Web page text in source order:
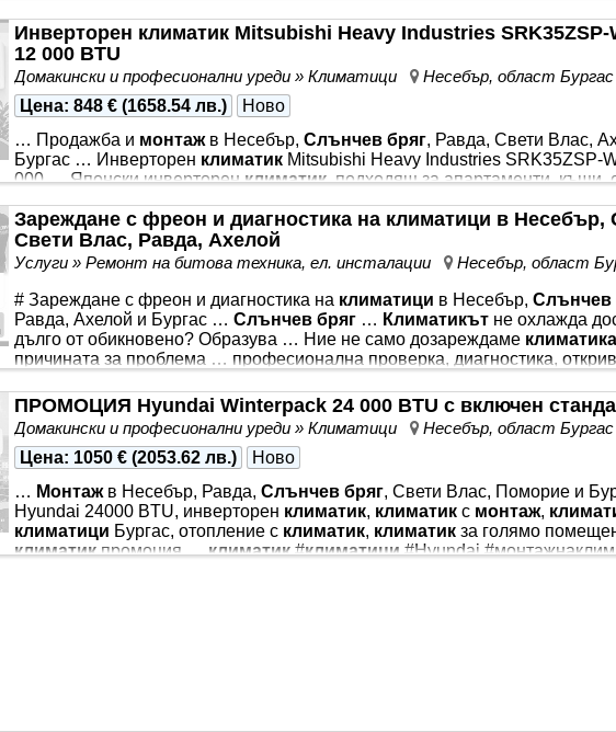
…Монтаж на климатицидо ключ … Несебър Клима - премиум
монтажи сервиз на европейско ниво по Българското Черноморие …
Инверторен климатик Mitsubishi Heavy Industries SRK35ZSP-
12 000 BTU
Домакински и професионални уреди » Климатици
Несебър, област Бургас
Цена: 848 € (1658.54 лв.)
Ново
… Продажба и монтажв Несебър, Слънчев бряг, Равда, Свети Влас,
Бургас … Инверторен климатик Mitsubishi Heavy Industries SRK35ZSP-
000 … Японски инверторенклиматик, подходящ за апартаменти, къщи,
обслуживание без лишних хлопот … Несебър Клима - премиальные
профессиональныймонтажи сервис европейского уровня на
Цена: 848 € *** . ✓ Охлаждане 3.2 kW ✓ Отопление 3.6 kW ✓ Енергиен
Зареждане с фреон и диагностика на климатици в Несебър,
Свети Влас, Равда, Ахелой
Услуги » Ремонт на битова техника, ел. инсталации
Несебър, област
# Зареждане с фреон и диагностика на климатици в Несебър, Слънчев
Равда, Ахелой и Бургас … Слънчев бряг … Климатикът не охлажда
дълго от обикновено? Образува … Ние не само дозареждаме климатика
причината за проблема … професионална проверка, диагностика,
*** се лед по тръбите или консумацията на електроенергия е
за недостиг на фреон или проблем в хладилната система. „Несебър
включва
ПРОМОЦИЯ Hyundai Winterpack 24 000 BTU с включен
Домакински и професионални уреди » Климатици
Несебър, област Бургас
Цена: 1050 € (2053.62 лв.)
Ново
… Монтажв Несебър, Равда, Слънчев бряг, Свети Влас, Поморие и
Hyundai 24000 BTU, инверторен климатик, климатик с монтаж,
климатици Бургас, отопление с климатик, климатик за голямо
климатикпромоция …климатик#климатици#Hyundai